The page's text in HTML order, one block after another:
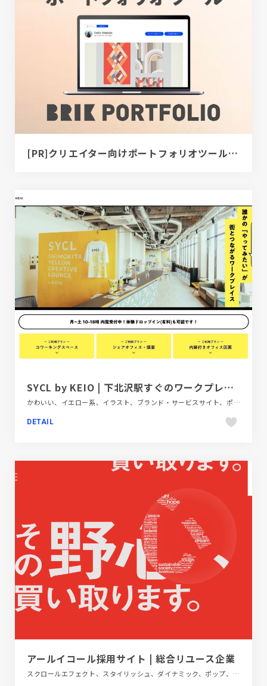
[PR]クリエイター向けポートフォリオツール｜BRIK PORTFOLIO
SYCL by KEIO | 下北沢駅すぐのワークプレイス
かわいい、イエロー系、イラスト、ブランド・サービスサイト、ポップ、商業施設・レジャー、大きめ写真、建設・住宅・不動産、施設・店舗サイト
DETAIL
アールイコール採用サイト | 総合リユース企業
スクロールエフェクト、スタイリッシュ、ダイナミック、ポップ、レッド系、大きめ写真、新卒・中途採用サイト、金融・法律・人材・専門職